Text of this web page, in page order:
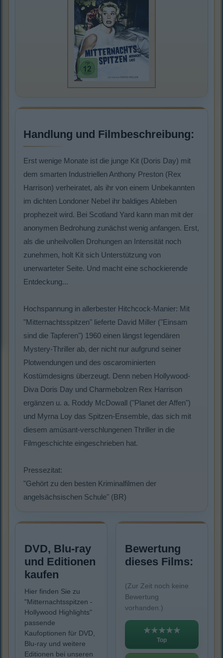
Handlung und Filmbeschreibung:
Erst wenige Monate ist die junge Kit (Doris Day) mit
dem smarten Industriellen Anthony Preston (Rex
Harrison) verheiratet, als ihr von einem Unbekannten
im dichten Londoner Nebel ihr baldiges Ableben
prophezeit wird. Bei Scotland Yard kann man mit der
anonymen Bedrohung zunächst wenig anfangen. Erst,
als die unheilvollen Drohungen an Intensität noch
zunehmen, holt Kit sich Unterstützung von
unerwarteter Seite. Und macht eine schockierende
Entdeckung...
Hochspannung in allerbester Hitchcock-Manier: Mit
"Mitternachtsspitzen" lieferte David Miller ("Einsam
sind die Tapferen") 1960 einen längst legendären
Mystery-Thriller ab, der nicht nur aufgrund seiner
Plotwendungen und des oscarominierten
Kostümdesigns überzeugt. Denn neben Hollywood-
Diva Doris Day und Charmebolzen Rex Harrison
ergänzen u. a. Roddy McDowall ("Planet der Affen")
und Myrna Loy das Spitzen-Ensemble, das sich mit
diesem amüsant-verschlungenen Thriller in die
Filmgeschichte eingeschrieben hat.
Pressezitat:
"Gehört zu den besten Kriminalfilmen der
angelsächsischen Schule" (BR)
DVD, Blu-ray
und Editionen
kaufen
Hier finden Sie zu
"Mitternachtsspitzen -
Hollywood Highlights"
passende
Kaufoptionen für DVD,
Blu-ray und weitere
Editionen bei unseren
Bewertung
dieses Films:
(Zur Zeit noch keine
Bewertung
vorhanden.)
★★★★★
Top